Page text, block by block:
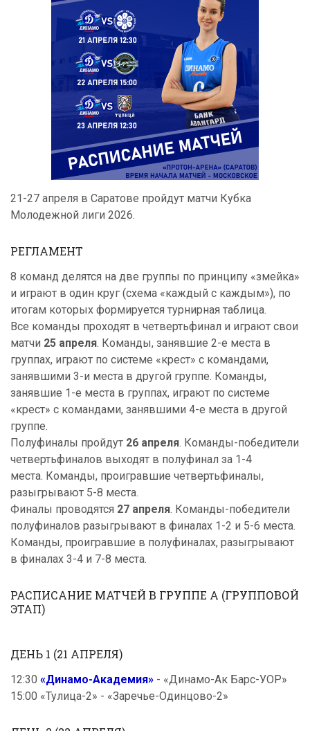
21-27 апреля в Саратове пройдут матчи Кубка
Молодежной лиги 2026.
РЕГЛАМЕНТ
8 команд делятся на две группы по принципу «змейка»
и играют в один круг (схема «каждый с каждым»), по
итогам которых формируется турнирная таблица.
Все команды проходят в четвертьфинал и играют свои
матчи 25 апреля. Команды, занявшие 2-е места в
группах, играют по системе «крест» с командами,
занявшими 3-и места в другой группе. Команды,
занявшие 1-е места в группах, играют по системе
«крест» с командами, занявшими 4-е места в другой
группе.
Полуфиналы пройдут 26 апреля. Команды-победители
четвертьфиналов выходят в полуфинал за 1-4
места. Команды, проигравшие четвертьфиналы,
разыгрывают 5-8 места.
Финалы проводятся 27 апреля. Команды-победители
полуфиналов разыгрывают в финалах 1-2 и 5-6 места.
Команды, проигравшие в полуфиналах, разыгрывают
в финалах 3-4 и 7-8 места.
РАСПИСАНИЕ МАТЧЕЙ В ГРУППЕ А (ГРУППОВОЙ
ЭТАП)
ДЕНЬ 1 (21 АПРЕЛЯ)
12:30 «Динамо-Академия» - «Динамо-Ак Барс-УОР»
15:00 «Тулица-2» - «Заречье-Одинцово-2»